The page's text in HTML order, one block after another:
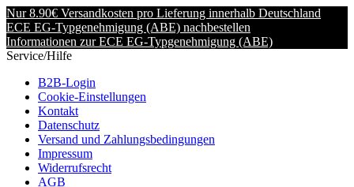
Nur 8.90€ Versandkosten pro Lieferung innerhalb Deutschland
ECE EG-Typgenehmigung (ABE) nachbestellen
Informationen zur ECE EG-Typgenehmigung (ABE)
Service/Hilfe
B2B-Login
Cookie-Einstellungen
Kontakt
Datenschutz
Versand und Zahlungsbedingungen
Impressum
Widerrufsrecht
AGB